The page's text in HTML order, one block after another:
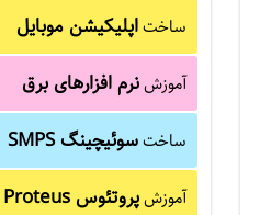
ساختاپلیکیشن موبایل
آموزشنرم افزارهای برق
ساختسوئیچینگ SMPS
آموزشپروتئوس Proteus